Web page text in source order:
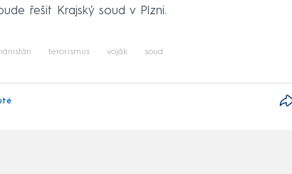
řešit Krajský soud v Plzni.
terorismus voják soud